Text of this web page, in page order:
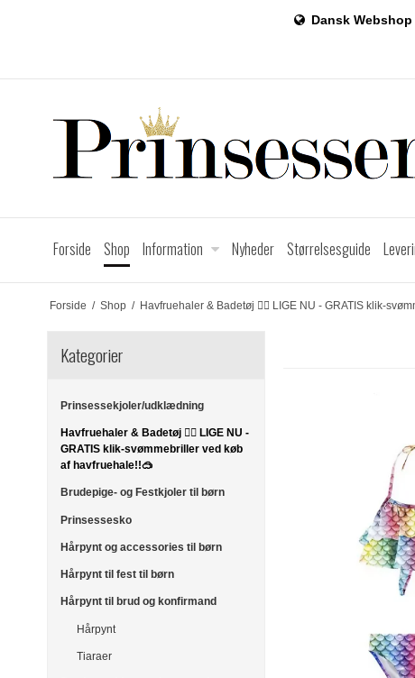
Dansk Webshop
Forside Shop Information Nyheder Størrelsesguide
Forside / Shop / Havfruehaler & Badetøj 🧜‍♀️ LIGE NU - GRATIS klik-
Kategorier
Prinsessekjoler/udklædning
Havfruehaler & Badetøj 🧜‍♀️ LIGE NU -
GRATIS klik-svømmebriller ved køb
af havfruehale!!🥽
Brudepige- og Festkjoler til børn
Prinsessesko
Hårpynt og accessories til børn
Hårpynt til fest til børn
Hårpynt til brud og konfirmand
Hårpynt
Tiaraer